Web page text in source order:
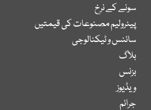
سونے کے نرخ
پیٹرولیم مصنوعات کی قیمتیں
سائنس و ٹیکنالوجی
بلاگ
بزنس
ویڈیوز
جرائم